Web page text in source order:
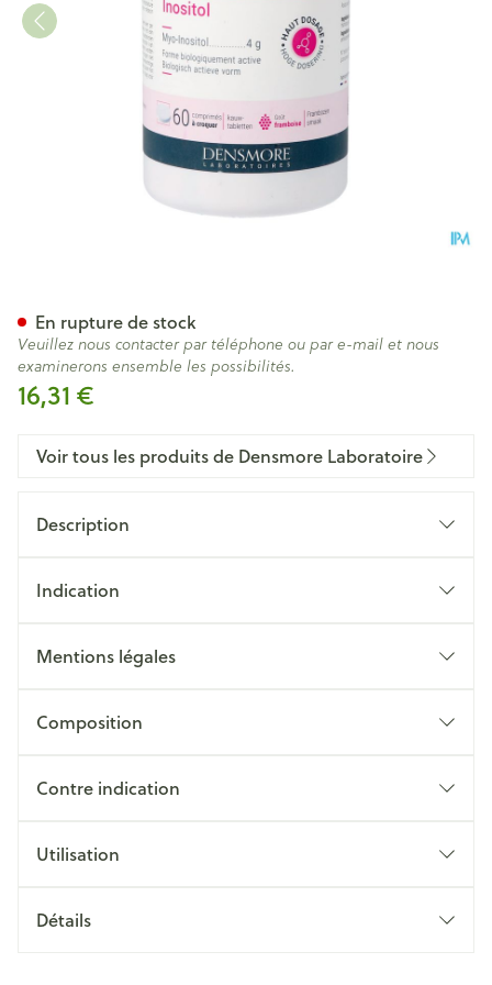
16,31 €
En rupture de stock
Veuillez nous contacter par téléphone ou par e-mail et nous
examinerons ensemble les possibilités.
Voir tous les produits de Densmore Laboratoire
Description
Indication
Mentions légales
Composition
Contre indication
Utilisation
Détails